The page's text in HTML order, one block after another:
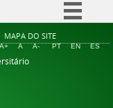
Simplifique!
Comunica BR
MAPA DO SITE
A+ A A- PT EN ES